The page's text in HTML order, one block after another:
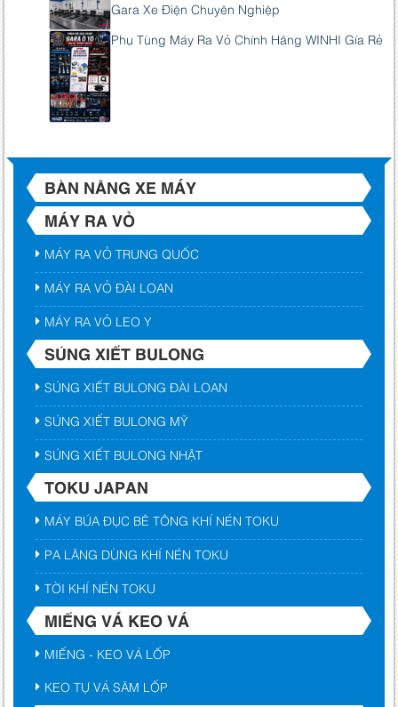
Gara Xe Điện Chuyên Nghiệp
Phụ Tùng Máy Ra Vỏ Chính Hãng WINHI Gía Rẻ
BÀN NÂNG XE MÁY
MÁY RA VỎ
MÁY RA VỎ TRUNG QUỐC
MÁY RA VỎ ĐÀI LOAN
MÁY RA VỎ LEO Y
SÚNG XIẾT BULONG
SÚNG XIẾT BULONG ĐÀI LOAN
SÚNG XIẾT BULONG MỸ
SÚNG XIẾT BULONG NHẬT
TOKU JAPAN
MÁY BÚA ĐỤC BÊ TÔNG KHÍ NÉN TOKU
PA LĂNG DÙNG KHÍ NÉN TOKU
TỜI KHÍ NÉN TOKU
MIẾNG VÁ KEO VÁ
MIẾNG - KEO VÁ LỐP
KEO TỰ VÁ SĂM LỐP